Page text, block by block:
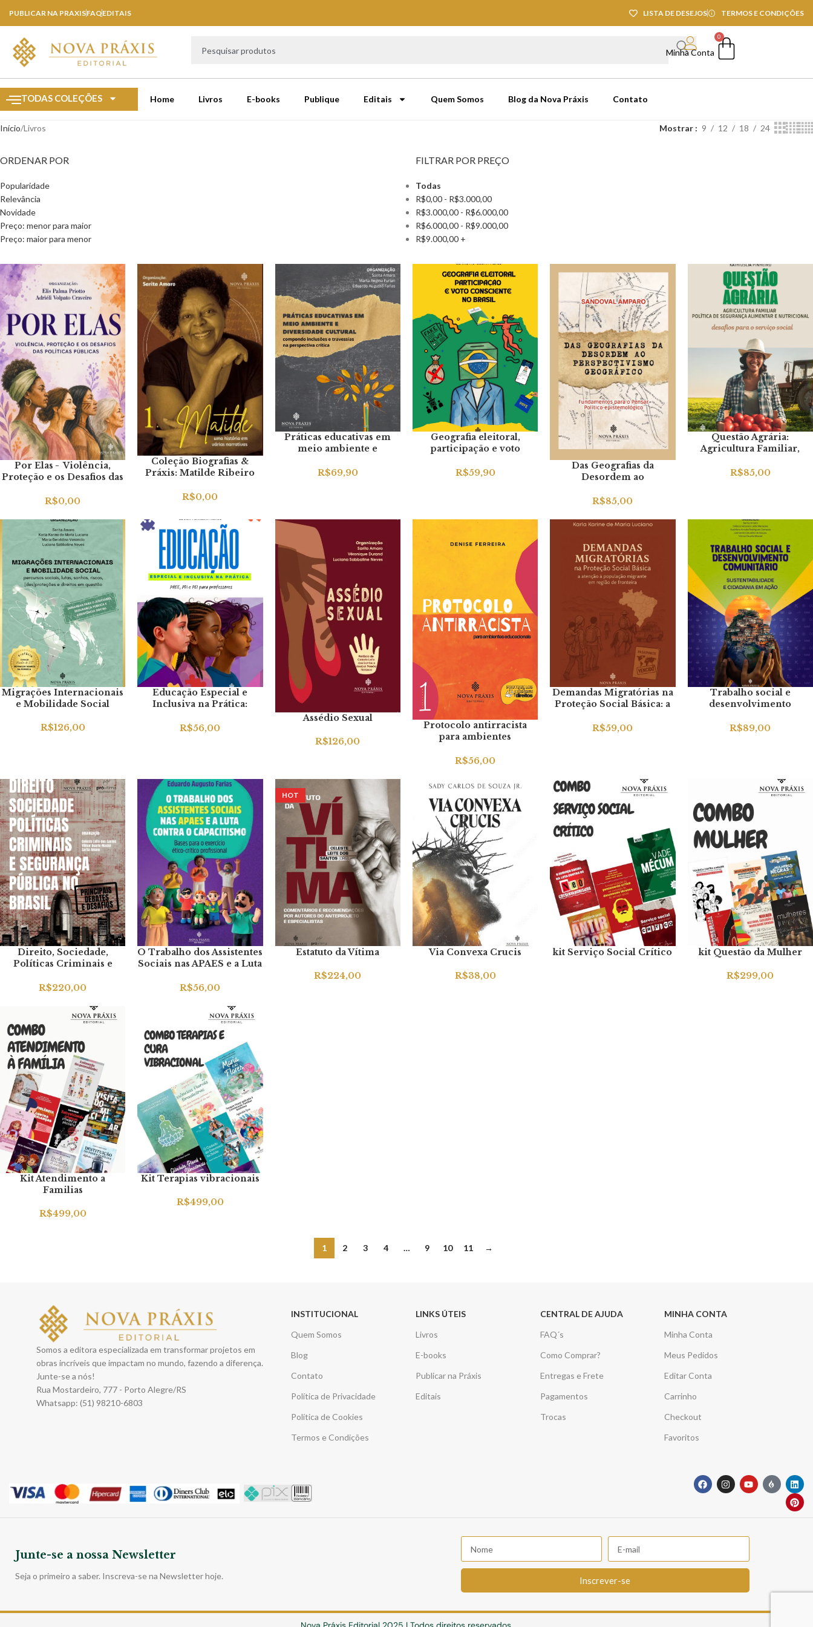
PUBLICAR NA PRAXISFAQEDITAIS LISTA DE DESEJOS TERMOS E CONDIÇÕES
Minha Conta
0
TODAS COLEÇÕES Home Livros E-books Publique Editais Quem Somos Blog da Nova Práxis Contato
Início Livros Mostrar 9 12 18 24
ORDENAR POR
Popularidade
Relevância
Novidade
Preço: menor para maior
Preço: maior para menor
FILTRAR POR PREÇO
Todas
R$0,00 - R$3.000,00
R$3.000,00 - R$6.000,00
R$6.000,00 - R$9.000,00
R$9.000,00 +
Por Elas - Violência,
Proteção e os Desafios das
R$0,00
Coleção Biografias &
Práxis: Matilde Ribeiro
R$0,00
Práticas educativas em
meio ambiente e
R$69,90
Geografia eleitoral,
participação e voto
R$59,90
Das Geografias da
Desordem ao
Geográfico: Fundamentos
epistemológico
R$85,00
Questão Agrária:
Agricultura Familiar,
Alimentar e Nutricional –
R$85,00
Migrações Internacionais
e Mobilidade Social
R$126,00
Educação Especial e
Inclusiva na Prática:
Professores
R$56,00
Assédio Sexual
R$126,00
Protocolo antirracista
para ambientes
R$56,00
Demandas Migratórias na
Proteção Social Básica: a
migrante em região de
R$59,00
Trabalho social e
desenvolvimento
sustentabilidade e
R$89,00
Direito, Sociedade,
Políticas Criminais e
Brasil.
R$220,00
O Trabalho dos Assistentes
Sociais nas APAES e a Luta
R$56,00
HOT
Estatuto da Vítima
R$224,00
Via Convexa Crucis
R$38,00
kit Serviço Social Crítico kit Questão da Mulher
R$299,00
Kit Atendimento a
Familias
R$499,00
Kit Terapias vibracionais
R$499,00
1 2 3 4 … 9 10 11 →
Somos a editora especializada em transformar projetos em
obras incríveis que impactam no mundo, fazendo a diferença.
Junte-se a nós!
Rua Mostardeiro, 777 - Porto Alegre/RS
Whatsapp: (51) 98210-6803
INSTITUCIONAL
Quem Somos
Blog
Contato
Política de Privacidade
Política de Cookies
Termos e Condições
LINKS ÚTEIS
Livros
E-books
Publicar na Práxis
Editais
CENTRAL DE AJUDA
FAQ´s
Como Comprar?
Entregas e Frete
Pagamentos
Trocas
MINHA CONTA
Minha Conta
Meus Pedidos
Editar Conta
Carrinho
Checkout
Favoritos
Junte-se a nossa Newsletter
Seja o primeiro a saber. Inscreva-se na Newsletter hoje. Inscrever-se